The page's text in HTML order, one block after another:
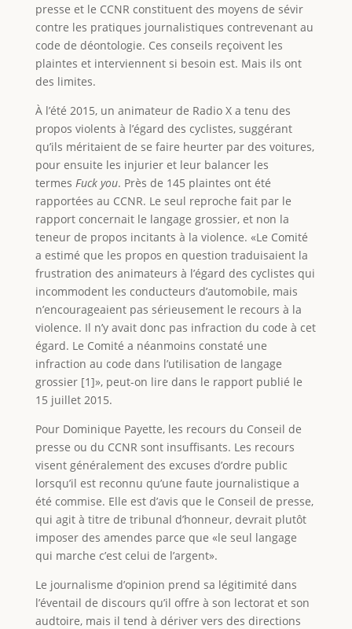
presse et le CCNR constituent des moyens de sévir
contre les pratiques journalistiques contrevenant au
code de déontologie. Ces conseils reçoivent les
plaintes et interviennent si besoin est. Mais ils ont
des limites.
À l’été 2015, un animateur de Radio X a tenu des
propos violents à l’égard des cyclistes, suggérant
qu’ils méritaient de se faire heurter par des voitures,
pour ensuite les injurier et leur balancer les
termes Fuck you. Près de 145 plaintes ont été
rapportées au CCNR. Le seul reproche fait par le
rapport concernait le langage grossier, et non la
teneur de propos incitants à la violence. «Le Comité
a estimé que les propos en question traduisaient la
frustration des animateurs à l’égard des cyclistes qui
incommodent les conducteurs d’automobile, mais
n’encourageaient pas sérieusement le recours à la
violence. Il n’y avait donc pas infraction du code à cet
égard. Le Comité a néanmoins constaté une
infraction au code dans l’utilisation de langage
grossier [1]», peut-on lire dans le rapport publié le
15 juillet 2015.
Pour Dominique Payette, les recours du Conseil de
presse ou du CCNR sont insuffisants. Les recours
visent généralement des excuses d’ordre public
lorsqu’il est reconnu qu’une faute journalistique a
été commise. Elle est d’avis que le Conseil de presse,
qui agit à titre de tribunal d’honneur, devrait plutôt
imposer des amendes parce que «le seul langage
qui marche c’est celui de l’argent».
Le journalisme d’opinion prend sa légitimité dans
l’éventail de discours qu’il offre à son lectorat et son
audtoire, mais il tend à dériver vers des directions